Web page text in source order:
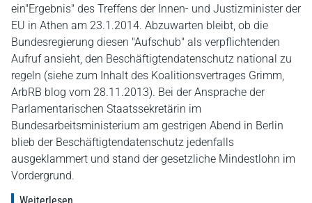
ein"Ergebnis" des Treffens der Innen- und Justizminister der
EU in Athen am 23.1.2014. Abzuwarten bleibt, ob die
Bundesregierung diesen "Aufschub" als verpflichtenden
Aufruf ansieht, den Beschäftigtendatenschutz national zu
regeln (siehe zum Inhalt des Koalitionsvertrages Grimm,
ArbRB blog vom 28.11.2013). Bei der Ansprache der
Parlamentarischen Staatssekretärin im
Bundesarbeitsministerium am gestrigen Abend in Berlin
blieb der Beschäftigtendatenschutz jedenfalls
ausgeklammert und stand der gesetzliche Mindestlohn im
Vordergrund.
Weiterlesen